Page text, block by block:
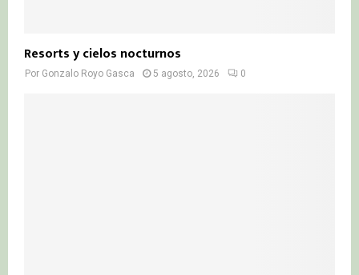
Resorts y cielos nocturnos
Por Gonzalo Royo Gasca 5 agosto, 2026 0